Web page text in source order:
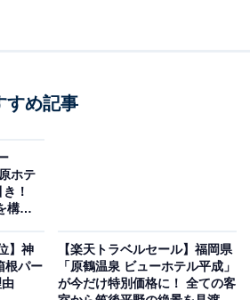
画像出典：楽天トラベル）
ル焼岳」は現在特別価格で宿泊可
すめ記事
ホテ
！
構え
】神
根パー
【楽天トラベルセール】福岡県
「原鶴温泉 ビューホテル平成」
が今だけ特別価格に！ 全ての客